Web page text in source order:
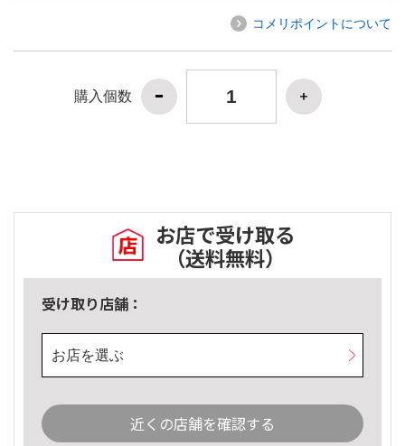
コメリポイントについて
購入個数
お店で受け取る
（送料無料）
受け取り店舗：
お店を選ぶ
近くの店舗を確認する